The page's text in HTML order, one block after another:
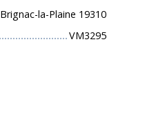
Brignac-la-Plaine 19310
VM3295